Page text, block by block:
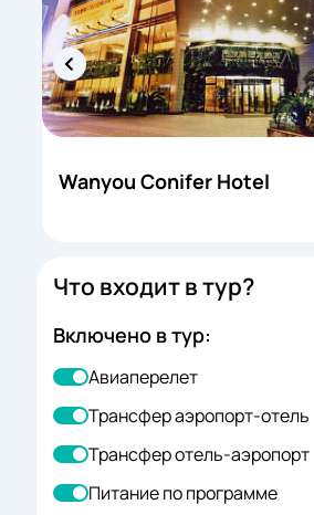
Wanyou Conifer Hotel
Что входит в тур?
Включено в тур:
Авиаперелет
Трансфер аэропорт-отель
Трансфер отель-аэропорт
Питание по программе